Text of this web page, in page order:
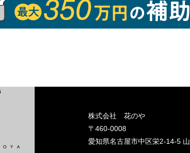
株式会社 花のや
〒460-0008
愛知県名古屋市中区栄2-14-5